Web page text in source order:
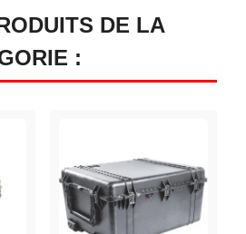
DE LA
: